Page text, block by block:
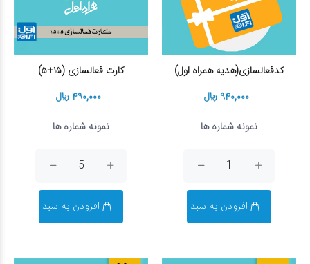
کدفعالسازی(هدیه همراه اول)
۹۴۰,۰۰۰ ریال
نمونه شماره ها
افزودن به سبد
کارت فعالسازی (۱۵+۵)
۴۹۰,۰۰۰ ریال
نمونه شماره ها
افزودن به سبد